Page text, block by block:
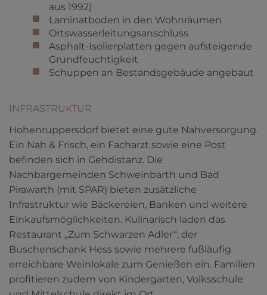
aus 1992)
Laminatboden in den Wohnräumen
Ortswasserleitungsanschluss
Asphalt-Isolierplatten gegen aufsteigende
Grundfeuchtigkeit
Schuppen an Bestandsgebäude angebaut
INFRASTRUKTUR
Hohenruppersdorf bietet eine gute Nahversorgung.
Ein Nah & Frisch, ein Facharzt sowie eine Post
befinden sich in Gehdistanz. Die
Nachbargemeinden Schweinbarth und Bad
Pirawarth (mit SPAR) bieten zusätzliche
Infrastruktur wie Bäckereien, Banken und weitere
Einkaufsmöglichkeiten. Kulinarisch laden das
Restaurant „Zum Schwarzen Adler“, der
Buschenschank Hess sowie mehrere fußläufig
erreichbare Weinlokale zum Genießen ein. Familien
profitieren zudem von Kindergarten, Volksschule